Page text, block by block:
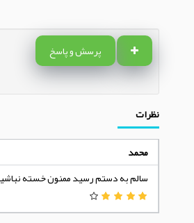
پرسش و پاسخ
نظرات
محمد
سالم به دستم رسید ممنون خسته